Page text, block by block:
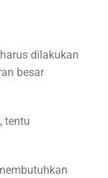
dilakukan
besar
tentu